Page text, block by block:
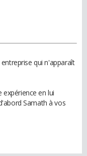
qui n'apparaît
en lui
Samath à vos